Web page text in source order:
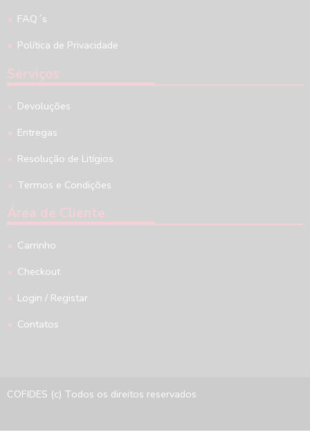
FAQ´s
Política de Privacidade
Serviços
Devoluções
Entregas
Resolução de Litígios
Termos e Condições
Área de Cliente
Carrinho
Checkout
Login / Registar
Contatos
COFIDES (c) Todos os direitos reservados